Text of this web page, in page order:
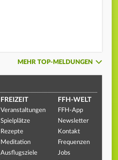
MEHR TOP-MELDUNGEN
FREIZEIT
Veranstaltungen
Spielplätze
Rezepte
Meditation
Ausflugsziele
FFH-WELT
FFH-App
Newsletter
Kontakt
Frequenzen
Jobs